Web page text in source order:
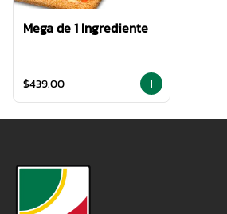
Mega de 1 Ingrediente
$439.00